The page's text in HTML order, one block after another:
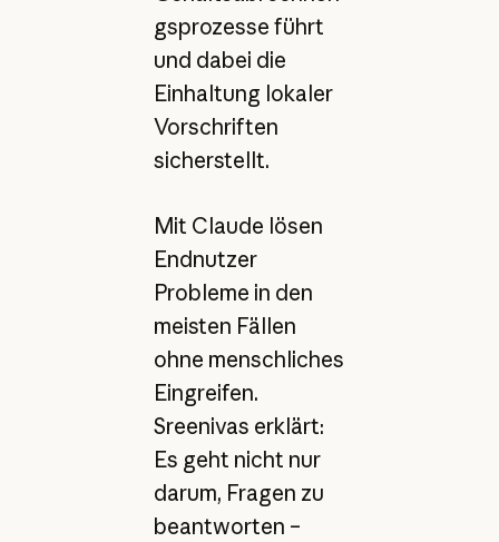
gsprozesse führt
und dabei die
Einhaltung lokaler
Vorschriften
sicherstellt.
Mit Claude lösen
Endnutzer
Probleme in den
meisten Fällen
ohne menschliches
Eingreifen.
Sreenivas erklärt:
Es geht nicht nur
darum, Fragen zu
beantworten –